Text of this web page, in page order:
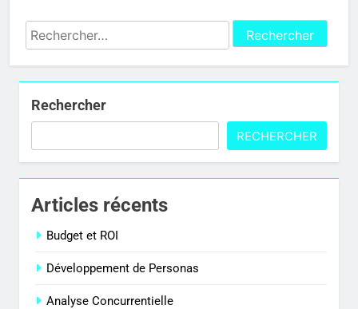
Rechercher :
Rechercher
RECHERCHER
Articles récents
Budget et ROI
Développement de Personas
Analyse Concurrentielle